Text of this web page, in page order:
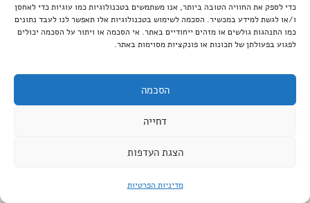
כדי לספק את החוויה הטובה ביותר, אנו משתמשים בטכנולוגיות כמו עוגיות כדי לאחסן
ו/או לגשת למידע במכשיר. הסכמה לשימוש בטכנולוגיות אלו תאפשר לנו לעבד נתונים
כמו התנהגות גולשים או מזהים ייחודיים באתר. אי הסכמה או ויתור על הסכמה יכולים
לפגוע בפעולתן של תכונות או פונקציות מסוימות באתר.
הסכמה
דחייה
הצגת העדפות
מדיניות הפרטיות
2026 © כל הזכויות שמורות למיכל שמיר
הצהרת נגישות